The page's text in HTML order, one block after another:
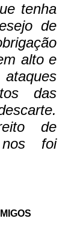
tenha
de
alto e
das
de
foi